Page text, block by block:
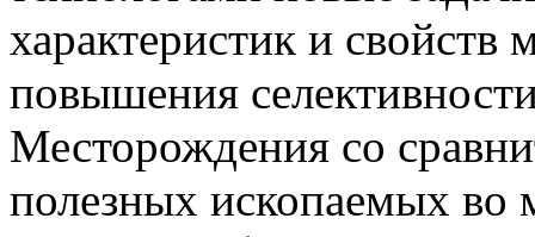
характеристик и
повышения
Месторождения со
полезных ископаемых во